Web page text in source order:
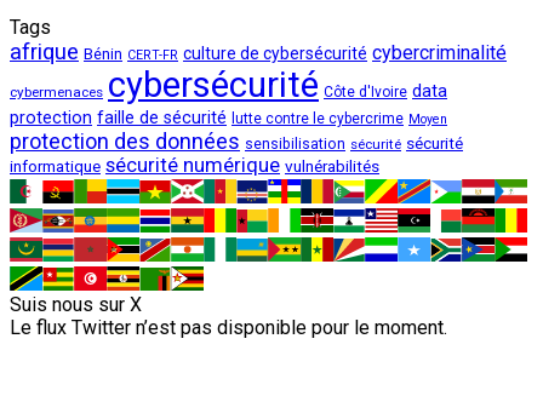
Tags
afrique Bénin CERT-FR culture de cybersécurité cybercriminalité
cybermenaces cybersécurité Côte d'Ivoire data
protection faille de sécurité lutte contre le cybercrime Moyen
protection des données sensibilisation sécurité sécurité
informatique sécurité numérique vulnérabilités
Suis nous sur X
Le flux Twitter n’est pas disponible pour le moment.